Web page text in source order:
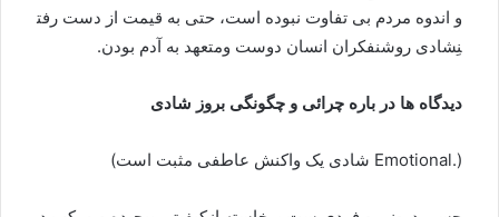
و اندوه مردم بی تفاوت نبوده است، حتی به قیمت از دست رفت
نِشادی روشنفکران انسان دوست ومتعهد به آدم بودن.
دیدگاه ها در باره چرائی و چگونگی بروز شادی
(.Emotional شادی یک واکنش عاطفی مثبت است)